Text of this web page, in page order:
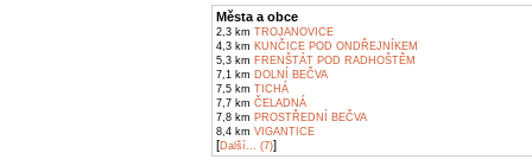
Města a obce
2,3 km TROJANOVICE
4,3 km KUNČICE POD ONDŘEJNÍKEM
5,3 km FRENŠTÁT POD RADHOŠTĚM
7,1 km DOLNÍ BEČVA
7,5 km TICHÁ
7,7 km ČELADNÁ
7,8 km PROSTŘEDNÍ BEČVA
8,4 km VIGANTICE
[Další... (7)]